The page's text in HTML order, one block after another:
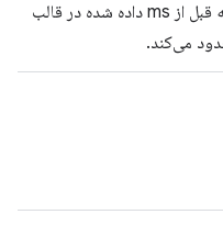
که قبل از ms داده شده در قالب